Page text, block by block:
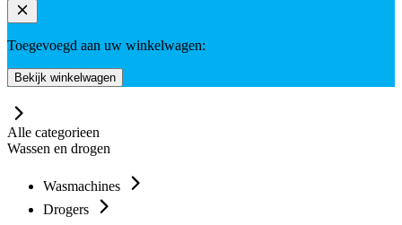
Toegevoegd aan uw winkelwagen:
Bekijk winkelwagen
Alle categorieen
Wassen en drogen
Wasmachines
Drogers